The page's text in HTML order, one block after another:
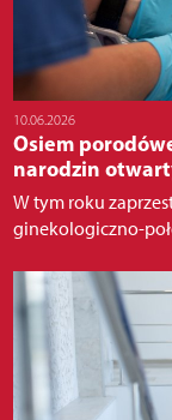
10.06.2026
Osiem
narodzin
W tym roku
ginekologiczno-